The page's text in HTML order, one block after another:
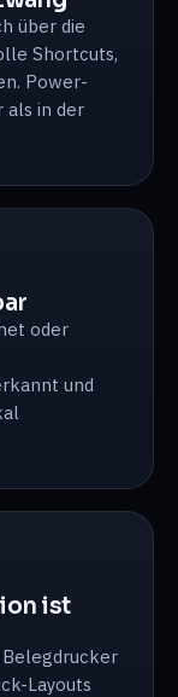
über die
Shortcuts,
Power-
als in der
oder
und
ist
Belegdrucker
Layouts